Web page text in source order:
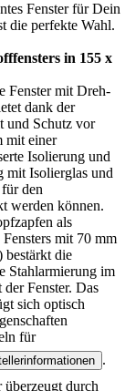
Fenster für Dein
die perfekte Wahl.
in 155 x
Fenster mit Dreh-
dank der
und Schutz vor
mit einer
Isolierung und
mit Isolierglas und
den
werden können.
als
mit 70 mm
die
Stahlarmierung im
Fenster. Das
sich optisch
für
durch
.